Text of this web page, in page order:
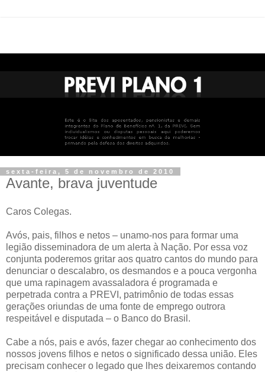
sexta-feira, 5 de novembro de 2010
Avante, brava juventude
Caros Colegas.
Avós, pais, filhos e netos – unamo-nos para formar uma
legião disseminadora de um alerta à Nação. Por essa voz
conjunta poderemos gritar aos quatro cantos do mundo para
denunciar o descalabro, os desmandos e a pouca vergonha
que uma rapinagem avassaladora é programada e
perpetrada contra a PREVI, patrimônio de todas essas
gerações oriundas de uma fonte de emprego outrora
respeitável e disputada – o Banco do Brasil.
Cabe a nós, pais e avós, fazer chegar ao conhecimento dos
nossos jovens filhos e netos o significado dessa união. Eles
precisam conhecer o legado que lhes deixaremos contando